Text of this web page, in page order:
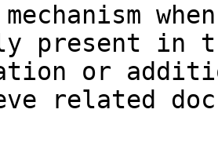
present in
or